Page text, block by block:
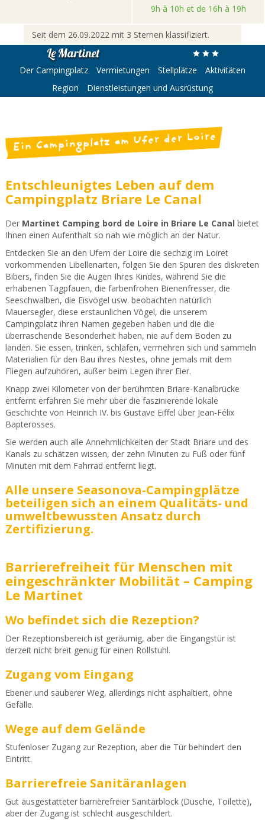
9h à 10h et de 16h à 19h
Seit dem 26.09.2022 mit 3 Sternen klassifiziert.
Le Martinet
Der Campingplatz Vermietungen Stellplätze
Aktivitäten
Region
Dienstleistungen und Ausrüstung
Ein Campingplatz am Ufer der Loire
Entschleunigtes Leben auf dem
Campingplatz Briare Le Canal
Der Martinet Camping bord de Loire in Briare Le Canal bietet
Ihnen einen Aufenthalt so nah wie möglich an der Natur.
Entdecken Sie an den Ufern der Loire die sechzig im Loiret
vorkommenden Libellenarten, folgen Sie den Spuren des diskreten
Bibers, finden Sie die Augen Ihres Kindes, während Sie die
erhabenen Tagpfauen, die farbenfrohen Bienenfresser, die
Seeschwalben, die Eisvögel usw. beobachten natürlich
Mauersegler, diese erstaunlichen Vögel, die unserem
Campingplatz ihren Namen gegeben haben und die die
überraschende Besonderheit haben, nie auf dem Boden zu
landen. Sie essen, trinken, schlafen, vermehren sich und sammeln
Materialien für den Bau ihres Nestes, ohne jemals mit dem
Fliegen aufzuhören, außer beim Legen ihrer Eier.
Knapp zwei Kilometer von der berühmten Briare-Kanalbrücke
entfernt erfahren Sie mehr über die faszinierende lokale
Geschichte von Heinrich IV. bis Gustave Eiffel über Jean-Félix
Bapterosses.
Sie werden auch alle Annehmlichkeiten der Stadt Briare und des
Kanals zu schätzen wissen, der zehn Minuten zu Fuß oder fünf
Minuten mit dem Fahrrad entfernt liegt.
Alle unsere Seasonova-Campingplätze
beteiligen sich an einem Qualitäts- und
umweltbewussten Ansatz durch
Zertifizierung.
Barrierefreiheit für Menschen mit
eingeschränkter Mobilität – Camping
Le Martinet
Wo befindet sich die Rezeption?
Der Rezeptionsbereich ist geräumig, aber die Eingangstür ist
derzeit nicht breit genug für einen Rollstuhl.
Zugang vom Eingang
Ebener und sauberer Weg, allerdings nicht asphaltiert, ohne
Gefälle.
Wege auf dem Gelände
Stufenloser Zugang zur Rezeption, aber die Tür behindert den
Eintritt.
Barrierefreie Sanitäranlagen
Gut ausgestatteter barrierefreier Sanitärblock (Dusche, Toilette),
aber der Zugang ist schlecht ausgeschildert.